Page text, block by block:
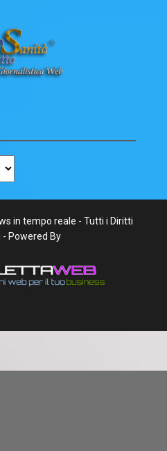
in tempo reale - Tutti i Diritti
- Powered By